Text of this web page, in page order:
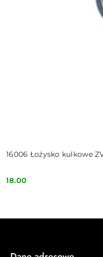
16006 Łożysko kulkowe
Cena:
18.00